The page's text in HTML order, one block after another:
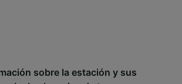
sobre la estación y sus